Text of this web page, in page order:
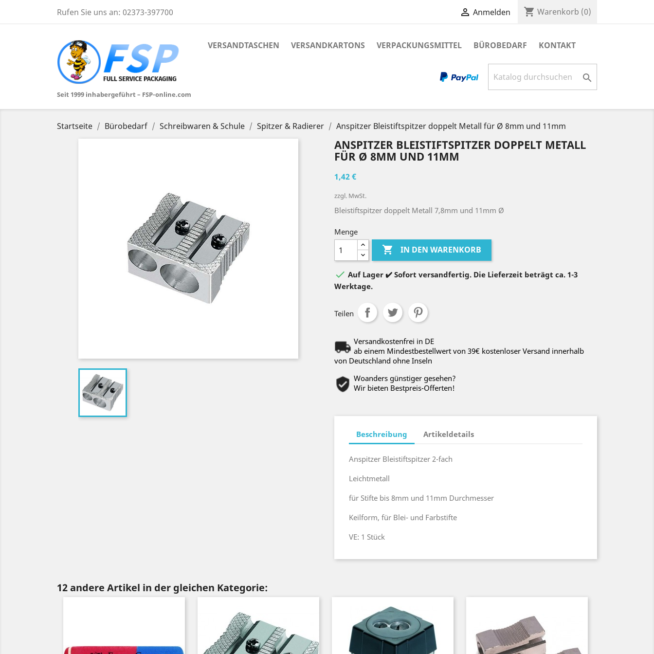
Rufen Sie uns an: 02373-397700  Anmelden shopping_cart Warenkorb (0)
Seit 1999 inhabergeführt – FSP-online.com
VERSANDTASCHEN VERSANDKARTONS VERPACKUNGSMITTEL BÜROBEDARF KONTAKT

Startseite Bürobedarf Schreibwaren & Schule Spitzer & Radierer Anspitzer Bleistiftspitzer doppelt Metall für Ø 8mm und 11mm
ANSPITZER BLEISTIFTSPITZER DOPPELT METALL
FÜR Ø 8MM UND 11MM
1,42 €
zzgl. MwSt.
Bleistiftspitzer doppelt Metall 7,8mm und 11mm Ø
Menge
 IN DEN WARENKORB
 Auf Lager ✔️ Sofort versandfertig. Die Lieferzeit beträgt ca. 1-3
Werktage.
Teilen
Versandkostenfrei in DE
ab einem Mindestbestellwert von 39€ kostenloser Versand innerhalb
von Deutschland ohne Inseln
Woanders günstiger gesehen?
Wir bieten Bestpreis-Offerten!
Beschreibung Artikeldetails
Anspitzer Bleistiftspitzer 2-fach
Leichtmetall
für Stifte bis 8mm und 11mm Durchmesser
Keilform, für Blei- und Farbstifte
VE: 1 Stück
12 andere Artikel in der gleichen Kategorie: